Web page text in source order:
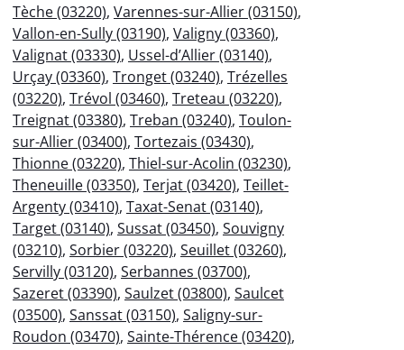
Tèche (03220), Varennes-sur-Allier (03150),
Vallon-en-Sully (03190), Valigny (03360),
Valignat (03330), Ussel-d’Allier (03140),
Urçay (03360), Tronget (03240), Trézelles
(03220), Trévol (03460), Treteau (03220),
Treignat (03380), Treban (03240), Toulon-
sur-Allier (03400), Tortezais (03430),
Thionne (03220), Thiel-sur-Acolin (03230),
Theneuille (03350), Terjat (03420), Teillet-
Argenty (03410), Taxat-Senat (03140),
Target (03140), Sussat (03450), Souvigny
(03210), Sorbier (03220), Seuillet (03260),
Servilly (03120), Serbannes (03700),
Sazeret (03390), Saulzet (03800), Saulcet
(03500), Sanssat (03150), Saligny-sur-
Roudon (03470), Sainte-Thérence (03420),